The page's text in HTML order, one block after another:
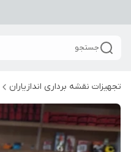
جستجو
تجهیزات نقشه برداری اندازیاران